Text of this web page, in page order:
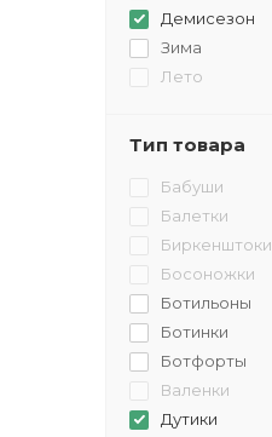
Демисезон
Зима
Лето
Тип товара
Бабуши
Балетки
Биркенштоки
Босоножки
Ботильоны
Ботинки
Ботфорты
Валенки
Дутики